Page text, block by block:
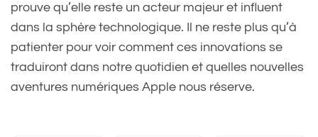
prouve qu’elle reste un acteur majeur et influent
dans la sphère technologique. Il ne reste plus qu’à
patienter pour voir comment ces innovations se
traduiront dans notre quotidien et quelles nouvelles
aventures numériques Apple nous réserve.